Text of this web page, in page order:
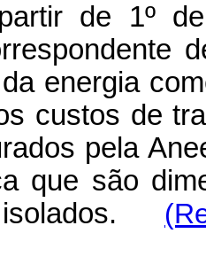
de 1º
energia
custos de
pela
que são
isolados.